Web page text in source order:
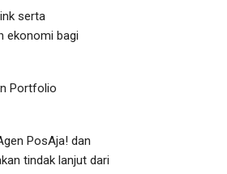
serta
ekonomi bagi
Portfolio
PosAja! dan
tindak lanjut dari